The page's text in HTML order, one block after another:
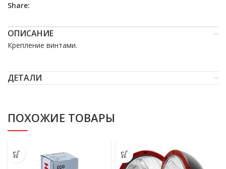
Share:
ОПИСАНИЕ
Крепление винтами.
ДЕТАЛИ
ПОХОЖИЕ ТОВАРЫ